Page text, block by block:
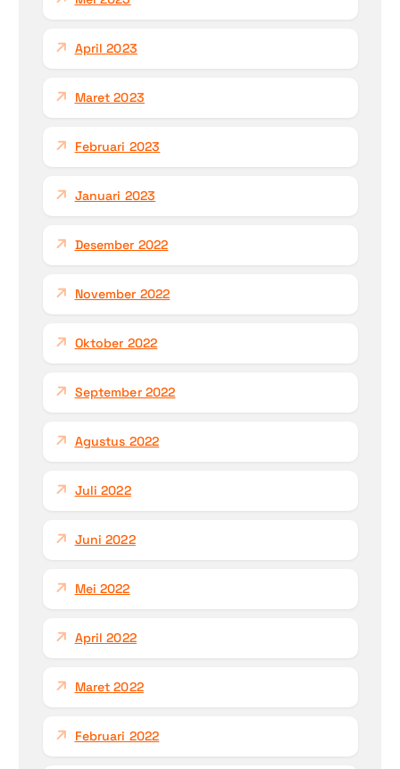
April 2023
Maret 2023
Februari 2023
Januari 2023
Desember 2022
November 2022
Oktober 2022
September 2022
Agustus 2022
Juli 2022
Juni 2022
Mei 2022
April 2022
Maret 2022
Februari 2022